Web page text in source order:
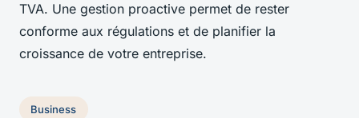
TVA. Une gestion proactive permet de rester
conforme aux régulations et de planifier la
croissance de votre entreprise.
Business